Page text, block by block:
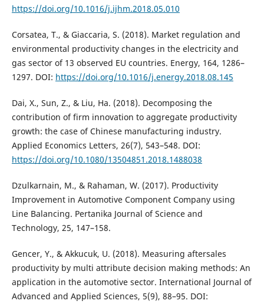
https://doi.org/10.1016/j.ijhm.2018.05.010
Corsatea, T., & Giaccaria, S. (2018). Market regulation and
environmental productivity changes in the electricity and
gas sector of 13 observed EU countries. Energy, 164, 1286–
1297. DOI: https://doi.org/10.1016/j.energy.2018.08.145
Dai, X., Sun, Z., & Liu, Ha. (2018). Decomposing the
contribution of firm innovation to aggregate productivity
growth: the case of Chinese manufacturing industry.
Applied Economics Letters, 26(7), 543–548. DOI:
https://doi.org/10.1080/13504851.2018.1488038
Dzulkarnain, M., & Rahaman, W. (2017). Productivity
Improvement in Automotive Component Company using
Line Balancing. Pertanika Journal of Science and
Technology, 25, 147–158.
Gencer, Y., & Akkucuk, U. (2018). Measuring aftersales
productivity by multi attribute decision making methods: An
application in the automotive sector. International Journal of
Advanced and Applied Sciences, 5(9), 88–95. DOI: